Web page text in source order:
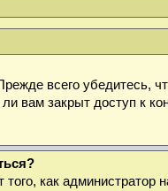
всего убедитесь,
вам закрыт доступ к
того, как